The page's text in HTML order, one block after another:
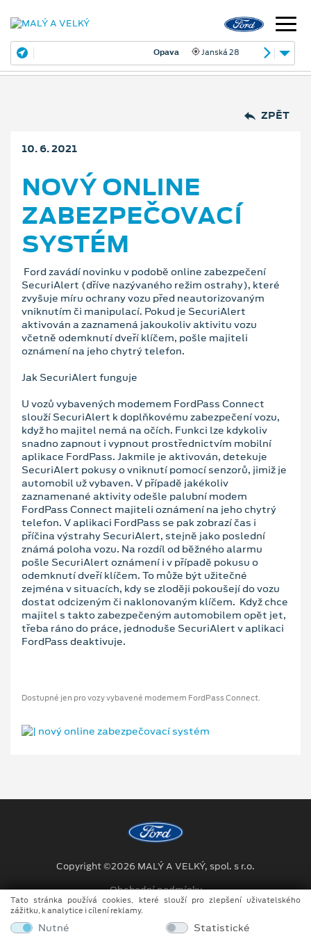
Janská 28
ZPĚT
10. 6. 2021
NOVÝ ONLINE
ZABEZPEČOVACÍ
SYSTÉM
Ford zavádí novinku v podobě online zabezpečení
SecuriAlert (dříve nazývaného režim ostrahy), které
zvyšuje míru ochrany vozu před neautorizovaným
vniknutím či manipulací. Pokud je SecuriAlert
aktivován a zaznamená jakoukoliv aktivitu vozu
včetně odemknutí dveří klíčem, pošle majiteli
oznámení na jeho chytrý telefon.
Jak SecuriAlert funguje
U vozů vybavených modemem FordPass Connect
slouží SecuriAlert k doplňkovému zabezpečení vozu,
když ho majitel nemá na očích. Funkci lze kdykoliv
snadno zapnout i vypnout prostřednictvím mobilní
aplikace FordPass. Jakmile je aktivován, detekuje
SecuriAlert pokusy o vniknutí pomocí senzorů, jimiž je
automobil už vybaven. V případě jakékoliv
zaznamenané aktivity odešle palubní modem
FordPass Connect majiteli oznámení na jeho chytrý
telefon. V aplikaci FordPass se pak zobrazí čas i
příčina výstrahy SecuriAlert, stejně jako poslední
známá poloha vozu. Na rozdíl od běžného alarmu
pošle SecuriAlert oznámení i v případě pokusu o
odemknutí dveří klíčem. To může být užitečné
zejména v situacích, kdy se zloději pokoušejí do vozu
dostat odcizeným či naklonovaným klíčem. Když chce
majitel s takto zabezpečeným automobilem opět jet,
třeba ráno do práce, jednoduše SecuriAlert v aplikaci
FordPass deaktivuje.
Dostupné jen pro vozy vybavené modemem FordPass Connect.
Copyright ©2026 MALÝ A VELKÝ, spol. s r.o.
Obchodní podmínky
Ochrana osobních údajů
Tato stránka používá cookies, které slouží pro zlepšení uživatelského
zážitku, k analytice i cílení reklamy.
Nutné Statistické